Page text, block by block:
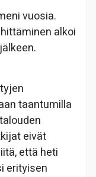
vuosia.
alkoi
taantumilla
eivät
että heti
erityisen